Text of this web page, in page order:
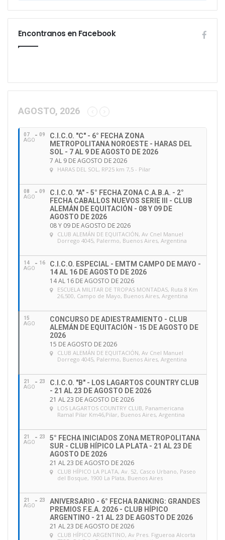
s
s
e
c
ó
Encontranos en Facebook
AGOSTO, 2026
07
AGO
09
C.I.C.O. "C" - 6° FECHA ZONA
METROPOLITANA NOROESTE - HARAS DEL
SOL - 7 AL 9 DE AGOSTO DE 2026
7 AL 9 DE AGOSTO DE 2026
HARAS DEL SOL, RP25 km 7,5 - Pilar
08
AGO
09
C.I.C.O. "A" - 5° FECHA ZONA C.A.B.A. - 2°
FECHA CABALLOS NUEVOS SERIE III - CLUB
ALEMÁN DE EQUITACIÓN - 08 Y 09 DE
AGOSTO DE 2026
08 Y 09 DE AGOSTO DE 2026
CLUB ALEMÁN DE EQUITACIÓN, Av Cnel Manuel
Dorrego 4045, Palermo, Buenos Aires, Argentina
14
AGO
16
C.I.C.O. ESPECIAL - EMTM CAMPO DE MAYO -
14 AL 16 DE AGOSTO DE 2026
14 AL 16 DE AGOSTO DE 2026
ESCUELA MILITAR DE TROPAS MONTADAS, Ruta 8 Km
26,500, Campo de Mayo, Buenos Aires, Argentina
15
AGO
CONCURSO DE ADIESTRAMIENTO - CLUB
ALEMÁN DE EQUITACIÓN - 15 DE AGOSTO DE
2026
15 DE AGOSTO DE 2026
CLUB ALEMÁN DE EQUITACIÓN, Av Cnel Manuel
Dorrego 4045, Palermo, Buenos Aires, Argentina
21
AGO
23
C.I.C.O. "B" - LOS LAGARTOS COUNTRY CLUB
- 21 AL 23 DE AGOSTO DE 2026
21 AL 23 DE AGOSTO DE 2026
LOS LAGARTOS COUNTRY CLUB, Panamericana
Ramal Pilar Km46,Pilar, Buenos Aires, Argentina
21
AGO
23
5° FECHA INICIADOS ZONA METROPOLITANA
SUR - CLUB HÍPICO LA PLATA - 21 AL 23 DE
AGOSTO DE 2026
21 AL 23 DE AGOSTO DE 2026
CLUB HÍPICO LA PLATA, Av. 52, Casco Urbano, Paseo
del Bosque, 1900 La Plata, Buenos Aires
21
AGO
23
ANIVERSARIO - 6° FECHA RANKING: GRANDES
PREMIOS F.E.A. 2026 - CLUB HÍPICO
ARGENTINO - 21 AL 23 DE AGOSTO DE 2026
21 AL 23 DE AGOSTO DE 2026
CLUB HÍPICO ARGENTINO, Av Pres. Figueroa Alcorta